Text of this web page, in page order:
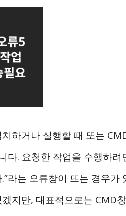
하거나 실행할 때 또는
다. 요청한 작업을 수행하
라는 오류창이 뜨는 경우
지만, 대표적으로는 CMD